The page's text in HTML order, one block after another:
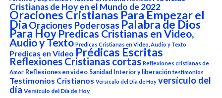
Cristianas de Hoy en el Mundo de 2022
Oraciones Cristianas Para Empezar el
DiaOraciones Poderosas Palabra de Dios
Para Hoy Predicas Cristianas en Video,
Audio y Texto Predicas Cristianas en Video, Audio y Texto
Predicas en Video Prédicas Escritas
Reflexiones Cristianas cortas Reflexiones cristianas de
Amor Reflexiones en video Sanidad Interior y liberación testimonios
Testimonios Cristianos Versículo del Dia de Hoy versículo del
día Versículo del Día de Hoy